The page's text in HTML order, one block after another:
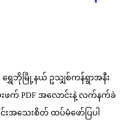
ေဘိုမြို့နယ် ဥသျှစ်ကန်ရွာအနီး
ဖက် PDF အလောင်းနဲ့ လက်နက်ခဲ
းအသေးစိတ် ထပ်မံဖော်ပြပါ